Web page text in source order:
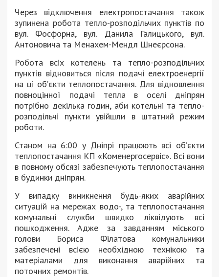
Через відключення електропостачання також
зупинена робота тепло-розподільчих пунктів по
вул. Фосфорна, вул. Данила Галицького, вул.
Антоновича та Менахем-Мендл Шнеєрсона.
Робота всіх котелень та тепло-розподільчих
пунктів відновиться після подачі електроенергії
на ці об’єкти теплопостачання. Для відновлення
повноцінної подачі тепла в оселі дніпрян
потрібно декілька годин, аби котельні та тепло-
розподільчі пункти увійшли в штатний режим
роботи.
Станом на 6:00 у Дніпрі працюють всі об’єкти
теплопостачання КП «Коменергосервіс». Всі вони
в повному обсязі забезпечують теплопостачання
в будинки дніпрян.
У випадку виникнення будь-яких аварійних
ситуацій на мережах водо-, та теплопостачання
комунальні служби швидко ліквідують всі
пошкодження. Адже за завданням міського
голови Бориса Філатова комунальники
забезпечені всією необхідною технікою та
матеріалами для виконання аварійних та
поточних ремонтів.